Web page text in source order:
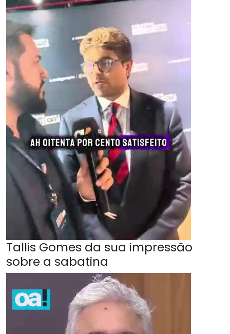
Tallis Gomes da sua impressão
sobre a sabatina